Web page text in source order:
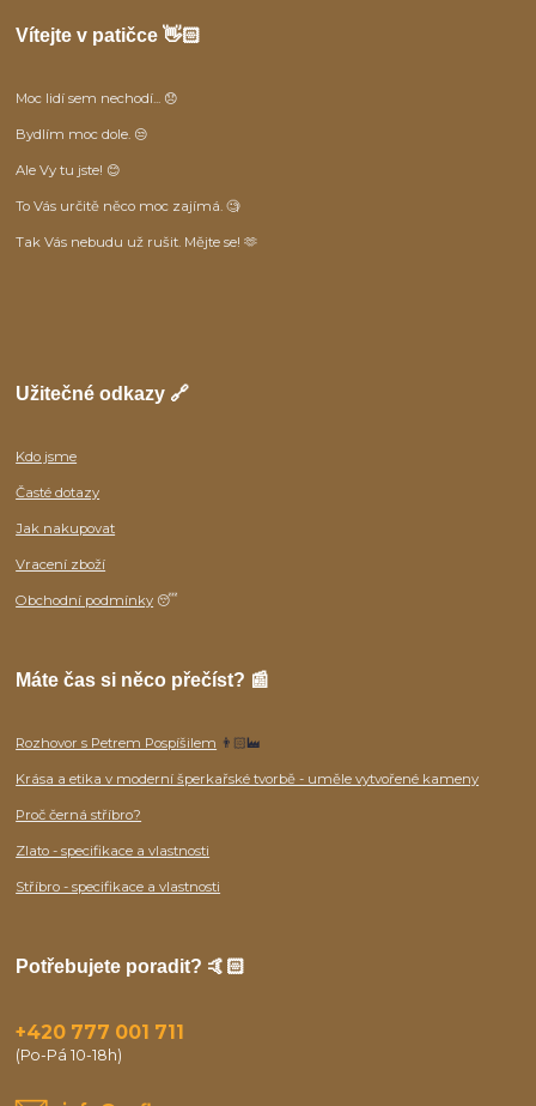
Vítejte v patičce 👋🏻
Moc lidí sem nechodí... 😞
Bydlím moc dole. 😒
Ale Vy tu jste! 😊
To Vás určitě něco moc zajímá. 🧐
Tak Vás nebudu už rušit. Mějte se! 🫶
Užitečné odkazy 🔗
Kdo jsme
Časté dotazy
Jak nakupovat
Vracení zboží
Obchodní podmínky 😴
Máte čas si něco přečíst? 📰
Rozhovor s Petrem Pospíšilem 👨🏻‍🏭
Krása a etika v moderní šperkařské tvorbě - uměle vytvořené kameny
Proč černá stříbro?
Zlato - specifikace a vlastnosti
Stříbro - specifikace a vlastnosti
Potřebujete poradit? 🤙🏻
+420 777 001 711
(Po-Pá 10-18h)